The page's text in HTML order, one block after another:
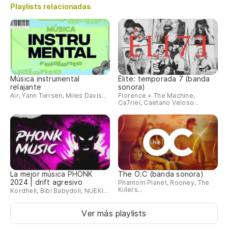
Playlists relacionadas
Música instrumental
relajante
Air, Yann Tiersen, Miles Davis...
Élite: temporada 7 (banda
sonora)
Florence + The Machine,
Ca7riel, Caetano Veloso...
La mejor música PHONK
2024 | drift agresivo
Kordhell, Bibi Babydoll, NUEKI...
The O.C (banda sonora)
Phantom Planet, Rooney, The
Killers...
Ver más playlists